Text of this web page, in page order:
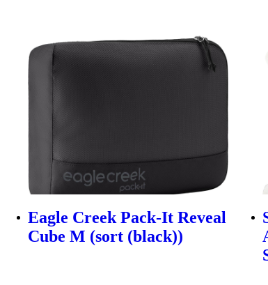
Eagle Creek Pack-It Reveal
Cube M (sort (black))